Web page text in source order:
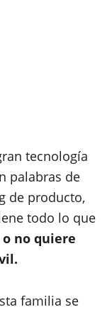
tecnología
palabras de
de producto,
todo lo que
no quiere
familia se